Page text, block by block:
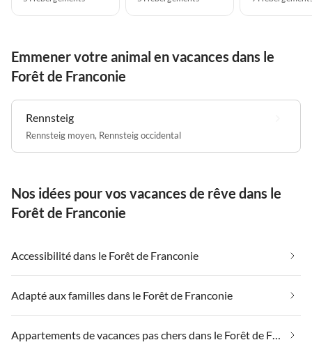
Emmener votre animal en vacances dans le
Forêt de Franconie
Rennsteig
Rennsteig moyen, Rennsteig occidental
Nos idées pour vos vacances de rêve dans le
Forêt de Franconie
Accessibilité dans le Forêt de Franconie
Adapté aux familles dans le Forêt de Franconie
Appartements de vacances pas chers dans le Forêt de Franconie